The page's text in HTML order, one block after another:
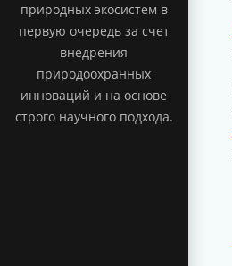
природных экосистем в
первую очередь за счет
внедрения
природоохранных
инноваций и на основе
строго научного подхода.